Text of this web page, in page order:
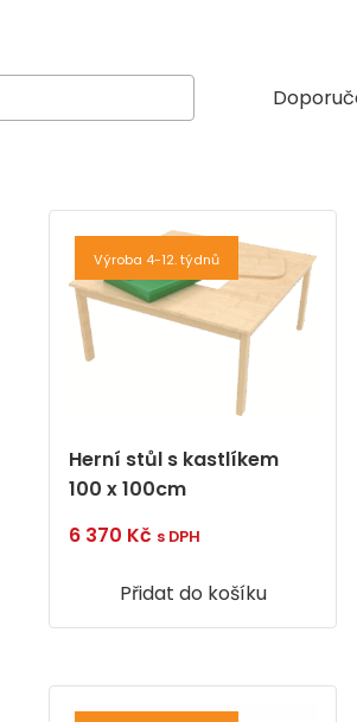
Výroba 4-12. týdnů
Herní stůl s kastlíkem
100 x 100cm
6 370 Kč s DPH
Přidat do košíku